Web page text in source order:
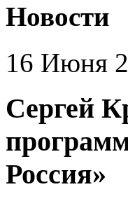
Новости
16 Июня
Сергей
Россия»